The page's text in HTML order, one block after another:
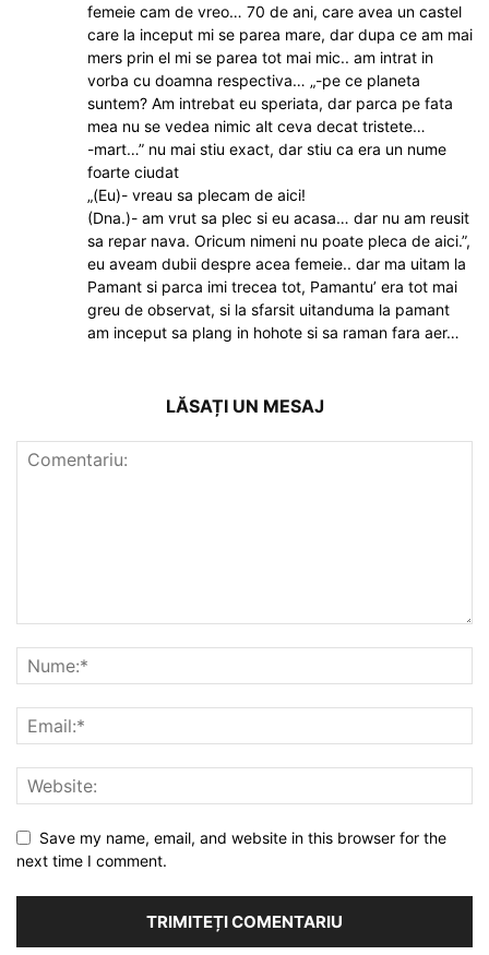
femeie cam de vreo… 70 de ani, care avea un castel
care la inceput mi se parea mare, dar dupa ce am mai
mers prin el mi se parea tot mai mic.. am intrat in
vorba cu doamna respectiva… „-pe ce planeta
suntem? Am intrebat eu speriata, dar parca pe fata
mea nu se vedea nimic alt ceva decat tristete…
-mart…” nu mai stiu exact, dar stiu ca era un nume
foarte ciudat
„(Eu)- vreau sa plecam de aici!
(Dna.)- am vrut sa plec si eu acasa… dar nu am reusit
sa repar nava. Oricum nimeni nu poate pleca de aici.”,
eu aveam dubii despre acea femeie.. dar ma uitam la
Pamant si parca imi trecea tot, Pamantu’ era tot mai
greu de observat, si la sfarsit uitanduma la pamant
am inceput sa plang in hohote si sa raman fara aer…
LĂSAȚI UN MESAJ
Save my name, email, and website in this browser for the
next time I comment.